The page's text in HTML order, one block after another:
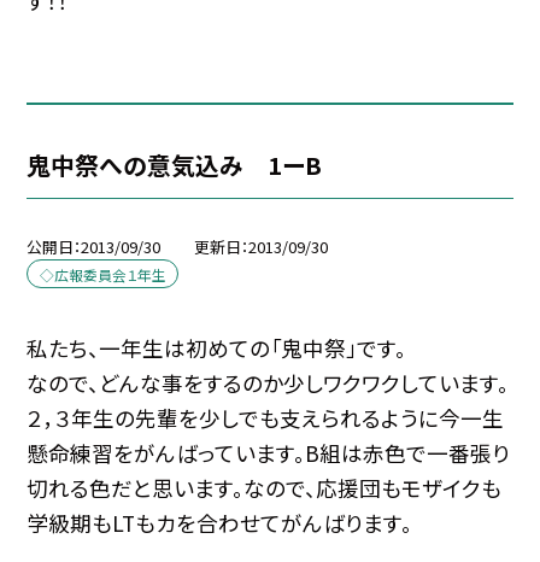
鬼中祭への意気込み 1ーB
公開日 2013/09/30 更新日 2013/09/30
◇広報委員会１年生
私たち、一年生は初めての「鬼中祭」です。
なので、どんな事をするのか少しワクワクしています。
２，３年生の先輩を少しでも支えられるように今一生
懸命練習をがんばっています。B組は赤色で一番張り
切れる色だと思います。なので、応援団もモザイクも
学級期もLTもカを合わせてがんばります。